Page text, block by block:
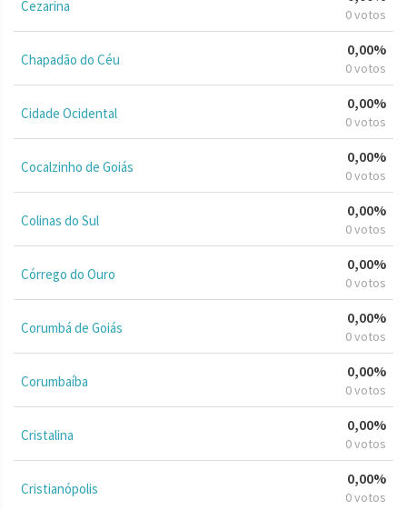
Cezarina 0 votos
Chapadão do Céu
0,00%
0 votos
Cidade Ocidental
0,00%
0 votos
Cocalzinho de Goiás
0,00%
0 votos
Colinas do Sul
0,00%
0 votos
Córrego do Ouro
0,00%
0 votos
Corumbá de Goiás
0,00%
0 votos
Corumbaíba
0,00%
0 votos
Cristalina
0,00%
0 votos
Cristianópolis
0,00%
0 votos